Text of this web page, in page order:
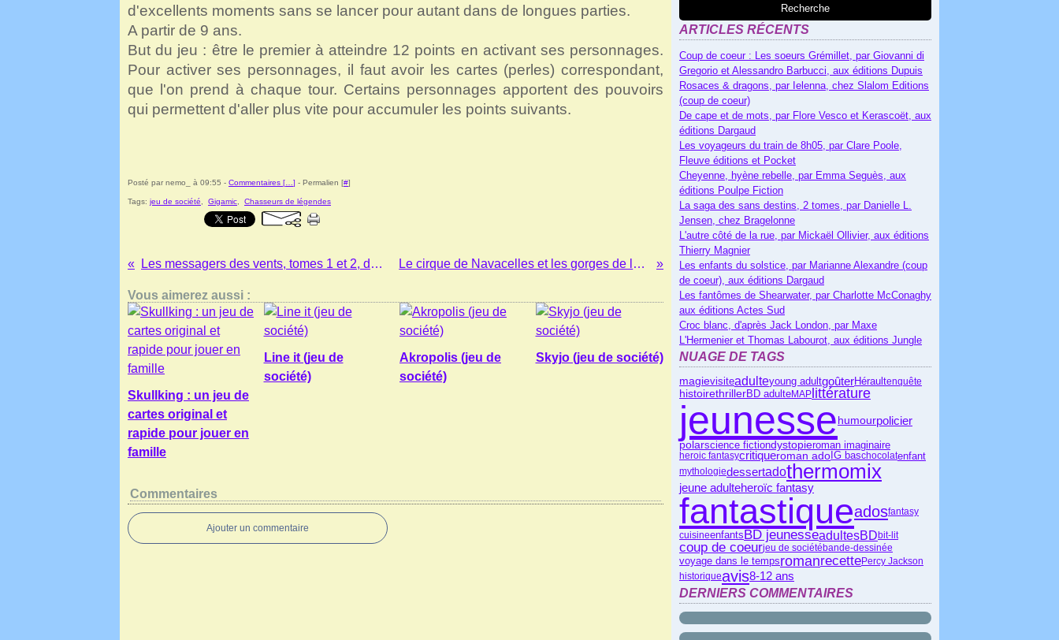
d'excellents moments sans se lancer pour autant dans de longues parties.
A partir de 9 ans.
But du jeu : être le premier à atteindre 12 points en activant ses personnages.
Pour activer ses personnages, il faut avoir les cartes (perles) correspondant,
que l'on prend à chaque tour. Certains personnages apportent des pouvoirs
qui permettent d'aller plus vite pour accumuler les points suivants.
Posté par nemo_ à 09:55 - Commentaires [ ] - Permalien [#]
Tags: jeu de société Gigamic Chasseurs de légendes
Les messagers des vents, tomes 1 et 2, de Clélis Avit Le cirque de Navacelles et les gorges de la Vis (visite)
Vous aimerez aussi :
Skullking : un jeu de
cartes original et
rapide pour jouer en
famille
Line it (jeu de
société)
Akropolis (jeu de
société)
Skyjo (jeu de société)
Commentaires
Ajouter un commentaire
ARTICLES RÉCENTS
Coup de coeur : Les soeurs Grémillet, par Giovanni di
Gregorio et Alessandro Barbucci, aux éditions Dupuis
Rosaces & dragons, par Ielenna, chez Slalom Editions
(coup de coeur)
De cape et de mots, par Flore Vesco et Kerascoët, aux
éditions Dargaud
Les voyageurs du train de 8h05, par Clare Poole,
Fleuve éditions et Pocket
Cheyenne, hyène rebelle, par Emma Seguès, aux
éditions Poulpe Fiction
La saga des sans destins, 2 tomes, par Danielle L.
Jensen, chez Bragelonne
L'autre côté de la rue, par Mickaël Ollivier, aux éditions
Thierry Magnier
Les enfants du solstice, par Marianne Alexandre (coup
de coeur), aux éditions Dargaud
Les fantômes de Shearwater, par Charlotte McConaghy
aux éditions Actes Sud
Croc blanc, d'après Jack London, par Maxe
L'Hermenier et Thomas Labourot, aux éditions Jungle
NUAGE DE TAGS
magievisiteadulteyoung adultgoûterHéraultenquête
histoirethrillerBD adulteMAP littérature
jeunesse humourpolicier
polarscience fictiondystopieroman imaginaire
heroic fantasycritiqueroman ado IG baschocolatenfant
mythologiedessertadothermomix
jeune adulteheroïc fantasy
fantastiqueadosfantasy
cuisineenfantsBD jeunesseadultesBDbit-lit
coup de coeurjeu de sociétébande-dessinée
voyage dans le tempsromanrecettePercy Jackson
historiqueavis8-12 ans
DERNIERS COMMENTAIRES